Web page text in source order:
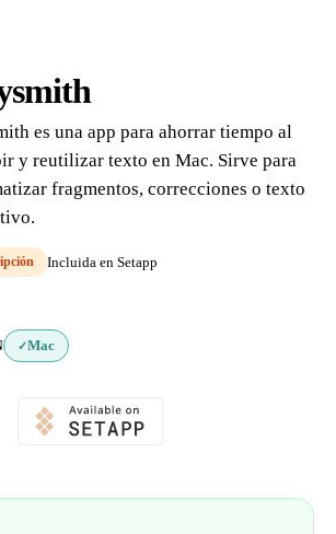
es una app para ahorrar tiempo al
y reutilizar texto en Mac. Sirve para
fragmentos, correcciones o texto
Incluida en Setapp
✓Mac